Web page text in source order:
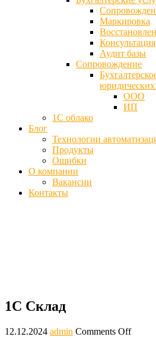
Маркировка
Консультация
Аудит базы
Cопровождение
ООО
ИП
1С облако
Блог
Технологии
Продукты
Ошибки
О компании
Вакансии
Контакты
1С Склад
12.12.2024 admin Comments Off